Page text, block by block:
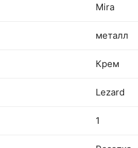
Mira
металл
Крем
Lezard
1